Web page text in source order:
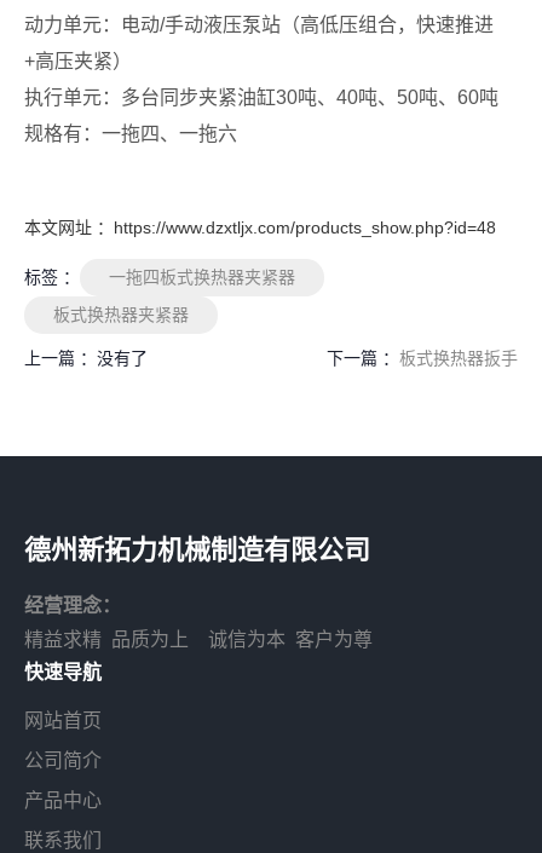
动力单元：电动/手动液压泵站（高低压组合，快速推进
+高压夹紧）
执行单元：多台同步夹紧油缸30吨、40吨、50吨、60吨
规格有：一拖四、一拖六
本文网址 ：https://www.dzxtljx.com/products_show.php?id=48
标签 ：
一拖四板式换热器夹紧器
板式换热器夹紧器
上一篇 ： 没有了 下一篇 ： 板式换热器扳手
德州新拓力机械制造有限公司
经营理念：
精益求精 品质为上 诚信为本 客户为尊
快速导航
网站首页
公司简介
产品中心
联系我们